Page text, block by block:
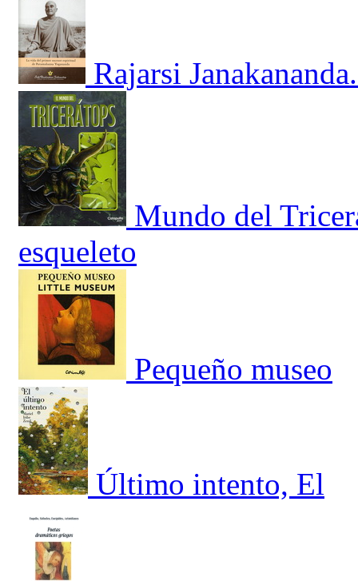
Rajarsi
Mundo del
esqueleto
Pequeño museo
Último intento, El